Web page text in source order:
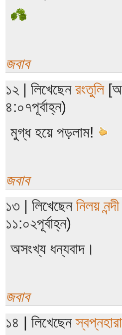
জবাব
১২ | লিখেছেন রংতুলি
৪:০৭পূর্বাহ্ন)
মুগ্ধ হয়ে পড়লাম!
জবাব
১৩ | লিখেছেন নিলয় নন্দী
১১:০২পূর্বাহ্ন)
অসংখ্য ধন্যবাদ।
জবাব
১৪ | লিখেছেনস্বপ্নহারা